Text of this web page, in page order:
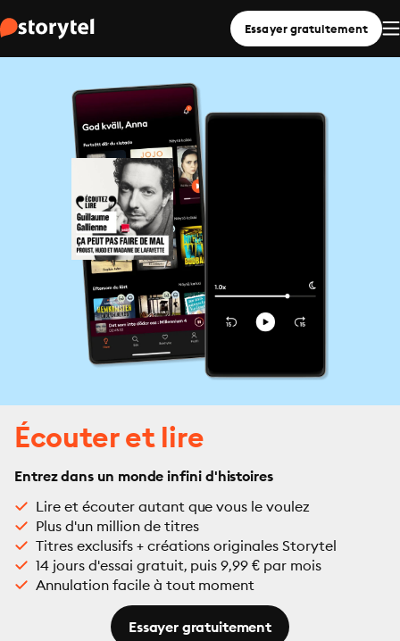
Essayer gratuitement
Écouter et lire
Entrez dans un monde infini d'histoires
Lire et écouter autant que vous le voulez
Plus d'un million de titres
Titres exclusifs + créations originales Storytel
14 jours d'essai gratuit, puis 9,99 € par mois
Annulation facile à tout moment
Essayer gratuitement